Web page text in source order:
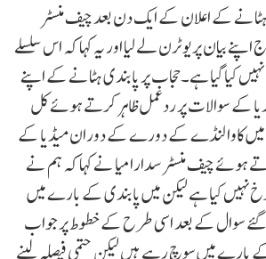
کے اعلان کے ایک دن بعد چیف منسٹر
بیان پر یو ٹرن لے لیا اور یہ کہا کہ اس سلسلے
کیا گیا ہے۔حجاب پر پابندی ہٹانے کے اپنے
کے سوالات پر ردعمل ظاہر کرتے ہوئے کل
میں کاوالنڈے کے دورے کے دوران میڈیا کے
ہوئے چیف منسٹر سدارامیا نے کہا کہ ہم نے
نہیں کیا ہے لیکن میں پابندی کے بارے میں
گئے سوال کے بعد اسی طرح کے خطوط پر جواب
بارے میں سوچ رہے ہیں لیکن حتمی فیصلہ لینے